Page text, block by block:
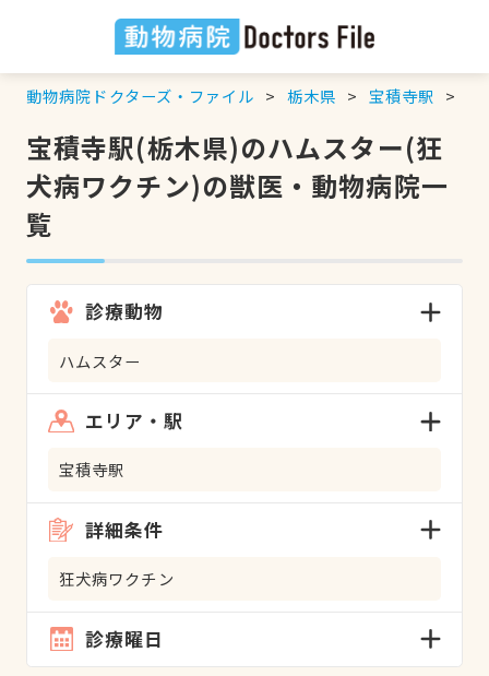
動物病院ドクターズ・ファイル 栃木県 宝積寺駅
宝積寺駅(栃木県)のハムスター(狂
犬病ワクチン)の獣医・動物病院一
覧
診療動物
ハムスター
エリア・駅
宝積寺駅
詳細条件
狂犬病ワクチン
診療曜日